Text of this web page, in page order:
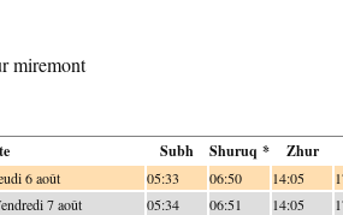
miremont
Subh Shuruq * Zhur
6 août 05:33 06:50 14:05
7 août 05:34 06:51 14:05